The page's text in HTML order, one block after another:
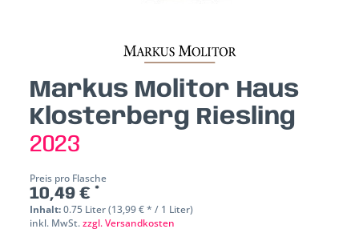
Markus Molitor Haus
Klosterberg Riesling
2023
Preis pro Flasche
10,49 € *
Inhalt:0.75 Liter (13,99 € * / 1 Liter)
inkl. MwSt.zzgl. Versandkosten